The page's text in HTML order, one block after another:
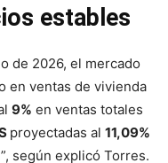
estables
de 2026, el mercado
en ventas de vivienda
9% en ventas totales
proyectadas al 11,09%
según explicó Torres.